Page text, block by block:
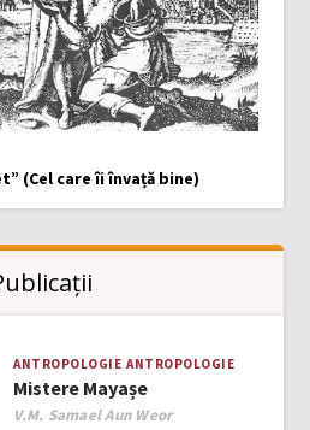
(Cel care îi învață bine)
ANTROPOLOGIE ANTROPOLOGIE
Mistere Mayașe
Author
V.M. Samael Aun Weor